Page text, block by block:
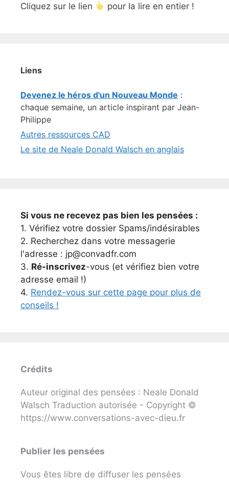
Cliquez sur le lien pour la lire en entier !
Liens
Devenez le héros d'un Nouveau Monde :
chaque semaine, un article inspirant par Jean-
Philippe
Autres ressources CAD
Le site de Neale Donald Walsch en anglais
Si vous ne recevez pas bien les pensées :
1. Vérifiez votre dossier Spams/indésirables
2. Recherchez dans votre messagerie
l'adresse : jp@convadfr.com
3. Ré-inscrivez-vous (et vérifiez bien votre
adresse email !)
4. Rendez-vous sur cette page pour plus de
conseils !
Crédits
Auteur original des pensées : Neale Donald
Walsch Traduction autorisée - Copyright ©
https://www.conversations-avec-dieu.fr
Publier les pensées
Vous êtes libre de diffuser les pensées